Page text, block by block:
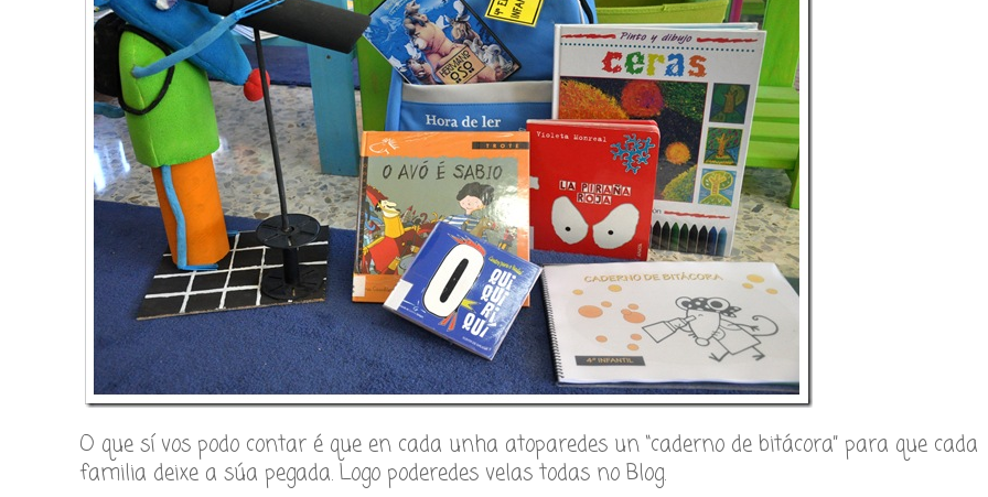
O que sí vos podo contar é que en cada unha atoparedes un “caderno de bitácora” para que cada
familia deixe a súa pegada. Logo poderedes velas todas no Blog.